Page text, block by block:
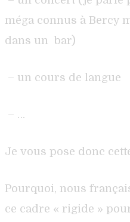
méga connus à Bercy
dans un bar)
– un cours de langue
– …
Je vous pose donc
Pourquoi, nous
ce cadre « rigide »